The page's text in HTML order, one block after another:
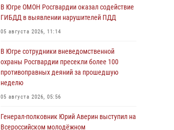
В Югре ОМОН Росгвардии оказал содействие
ГИБДД в выявлении нарушителей ПДД
05 августа 2026, 11:14
В Югре сотрудники вневедомственной
охраны Росгвардии пресекли более 100
противоправных деяний за прошедшую
неделю
05 августа 2026, 05:56
Генерал-полковник Юрий Аверин выступил на
Всероссийском молодёжном